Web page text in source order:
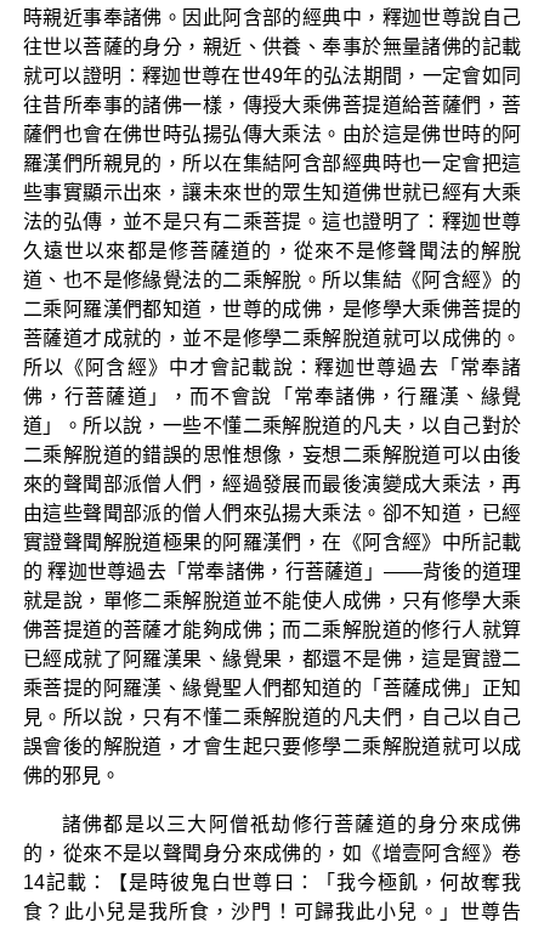
時親近事奉諸佛。因此阿含部的經典中，釋迦世尊說自己
往世以菩薩的身分，親近、供養、奉事於無量諸佛的記載
就可以證明：釋迦世尊在世49年的弘法期間，一定會如同
往昔所奉事的諸佛一樣，傳授大乘佛菩提道給菩薩們，菩
薩們也會在佛世時弘揚弘傳大乘法。由於這是佛世時的阿
羅漢們所親見的，所以在集結阿含部經典時也一定會把這
些事實顯示出來，讓未來世的眾生知道佛世就已經有大乘
法的弘傳，並不是只有二乘菩提。這也證明了：釋迦世尊
久遠世以來都是修菩薩道的，從來不是修聲聞法的解脫
道、也不是修緣覺法的二乘解脫。所以集結《阿含經》的
二乘阿羅漢們都知道，世尊的成佛，是修學大乘佛菩提的
菩薩道才成就的，並不是修學二乘解脫道就可以成佛的。
所以《阿含經》中才會記載說：釋迦世尊過去「常奉諸
佛，行菩薩道」，而不會說「常奉諸佛，行羅漢、緣覺
道」。所以說，一些不懂二乘解脫道的凡夫，以自己對於
二乘解脫道的錯誤的思惟想像，妄想二乘解脫道可以由後
來的聲聞部派僧人們，經過發展而最後演變成大乘法，再
由這些聲聞部派的僧人們來弘揚大乘法。卻不知道，已經
實證聲聞解脫道極果的阿羅漢們，在《阿含經》中所記載
的 釋迦世尊過去「常奉諸佛，行菩薩道」——背後的道理
就是說，單修二乘解脫道並不能使人成佛，只有修學大乘
佛菩提道的菩薩才能夠成佛；而二乘解脫道的修行人就算
已經成就了阿羅漢果、緣覺果，都還不是佛，這是實證二
乘菩提的阿羅漢、緣覺聖人們都知道的「菩薩成佛」正知
見。所以說，只有不懂二乘解脫道的凡夫們，自己以自己
誤會後的解脫道，才會生起只要修學二乘解脫道就可以成
佛的邪見。
諸佛都是以三大阿僧祇劫修行菩薩道的身分來成佛
的，從來不是以聲聞身分來成佛的，如《增壹阿含經》卷
14記載：【是時彼鬼白世尊曰：「我今極飢，何故奪我
食？此小兒是我所食，沙門！可歸我此小兒。」世尊告